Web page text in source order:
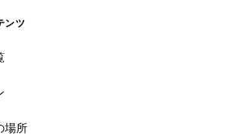
ンツ
場所
のROHTO AOHAL CLINICは、シミ・
・毛穴などを日本基準の技術でケア
ック。製薬会社ならではの研究と独
美容注射などがこのホーチミンで安
VISIA診断（無料）を行い、フォトナ
く理想の肌へ。プロファイロやピコシ